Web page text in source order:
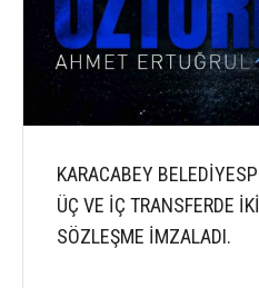
KARACABEY
ÜÇ VE İÇ TRANSFERDE
SÖZLEŞME İMZALADI.